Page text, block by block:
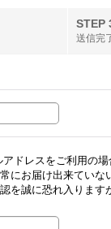
STEP
送信完
ドレスをご利用の
にお届け出来てい
を誠に恐れ入ります